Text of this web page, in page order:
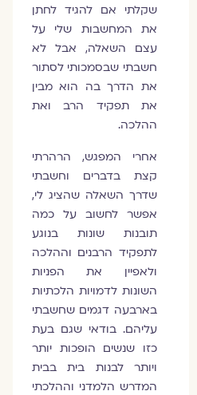
שקלתי אם להגיד לחתן
את המחשבות שלי על
עצם השאלה, אבל לא
חשבתי שבסמכותי לסתור
את הדרך בה הוא מבין
את תפקיד הרב ואת
ההלכה.
אחרי המפגש, הרהרתי
קצת בדברים וחשבתי
שדרך השאלה שהציג לי,
אפשר לחשוב על כמה
תובנות שונות בנוגע
לתפקיד הרבנים וההלכה
ולאפיין את הפניות
השונות לדמויות הלכתיות
בארבעה דגמים שחשבתי
עליהם. בודאי שגם בעת
כזו שנשים הופכות יותר
ויותר לבנות בית בבית
המדרש הלמדני וההלכתי